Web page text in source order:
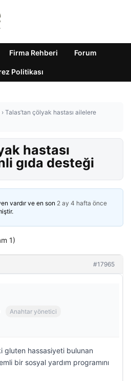
Firma Rehberi Forum
Politikası
› Talas’tan çölyak hastası ailelere
hastası
gıda desteği
vardır ve en son 2 ay 4 hafta önce
1)
#17965
Anahtar yönetici
gluten hassasiyeti bulunan
bir sosyal yardım programını